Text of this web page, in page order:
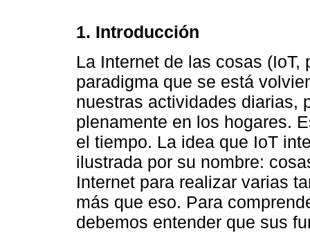
1. Introducción
La Internet de las cosas
paradigma que se está
nuestras actividades diarias,
plenamente en los hogares.
el tiempo. La idea que IoT
ilustrada por su nombre:
Internet para realizar varias
más que eso. Para
debemos entender que sus